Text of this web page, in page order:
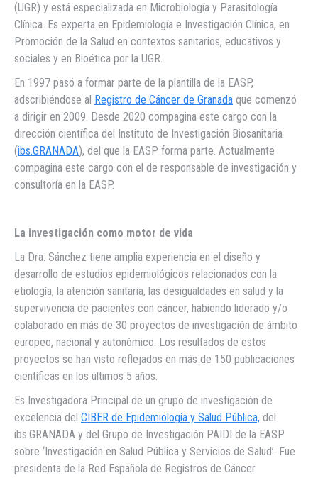
(UGR) y está especializada en Microbiología y Parasitología
Clínica. Es experta en Epidemiología e Investigación Clínica, en
Promoción de la Salud en contextos sanitarios, educativos y
sociales y en Bioética por la UGR.
En 1997 pasó a formar parte de la plantilla de la EASP,
adscribiéndose al Registro de Cáncer de Granada que comenzó
a dirigir en 2009. Desde 2020 compagina este cargo con la
dirección científica del Instituto de Investigación Biosanitaria
(ibs.GRANADA), del que la EASP forma parte. Actualmente
compagina este cargo con el de responsable de investigación y
consultoría en la EASP.
La investigación como motor de vida
La Dra. Sánchez tiene amplia experiencia en el diseño y
desarrollo de estudios epidemiológicos relacionados con la
etiología, la atención sanitaria, las desigualdades en salud y la
supervivencia de pacientes con cáncer, habiendo liderado y/o
colaborado en más de 30 proyectos de investigación de ámbito
europeo, nacional y autonómico. Los resultados de estos
proyectos se han visto reflejados en más de 150 publicaciones
científicas en los últimos 5 años.
Es Investigadora Principal de un grupo de investigación de
excelencia del CIBER de Epidemiología y Salud Pública, del
ibs.GRANADA y del Grupo de Investigación PAIDI de la EASP
sobre ‘Investigación en Salud Pública y Servicios de Salud’. Fue
presidenta de la Red Española de Registros de Cáncer